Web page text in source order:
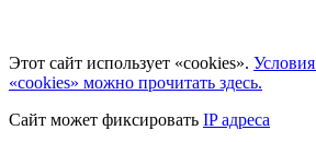
Этот сайт использует «cookies».
«cookies» можно прочитать здесь.
Сайт может фиксировать IP адреса